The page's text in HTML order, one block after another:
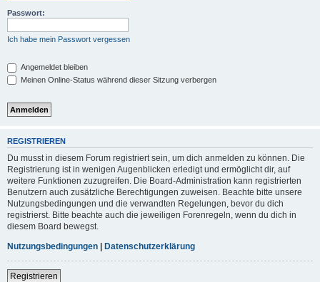
Passwort:
Ich habe mein Passwort vergessen
Angemeldet bleiben
Meinen Online-Status während dieser Sitzung verbergen
REGISTRIEREN
Du musst in diesem Forum registriert sein, um dich anmelden zu können. Die
Registrierung ist in wenigen Augenblicken erledigt und ermöglicht dir, auf
weitere Funktionen zuzugreifen. Die Board-Administration kann registrierten
Benutzern auch zusätzliche Berechtigungen zuweisen. Beachte bitte unsere
Nutzungsbedingungen und die verwandten Regelungen, bevor du dich
registrierst. Bitte beachte auch die jeweiligen Forenregeln, wenn du dich in
diesem Board bewegst.
Nutzungsbedingungen | Datenschutzerklärung
Registrieren